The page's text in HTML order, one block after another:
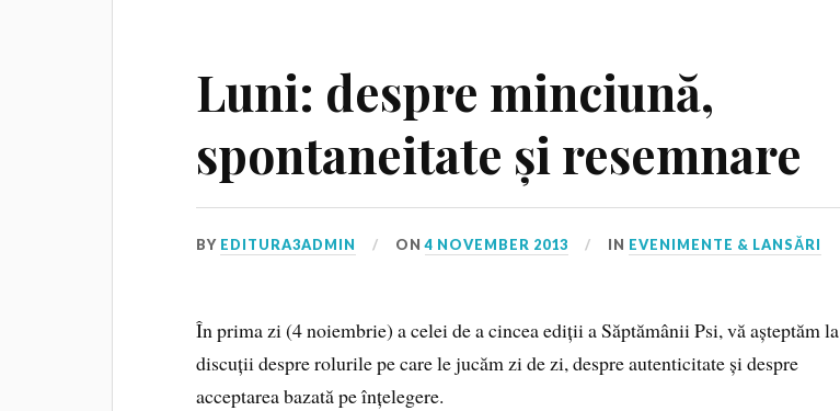
Luni: despre minciună,
spontaneitate și resemnare
BY EDITURA3ADMIN ON4 NOVEMBER 2013 IN EVENIMENTE & LANSĂRI
În prima zi (4 noiembrie) a celei de a cincea ediții a Săptămânii Psi, vă așteptăm la
discuții despre rolurile pe care le jucăm zi de zi, despre autenticitate și despre
acceptarea bazată pe înțelegere.